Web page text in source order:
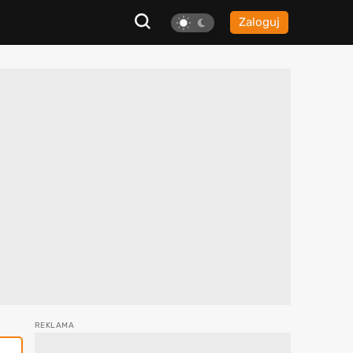
Zaloguj